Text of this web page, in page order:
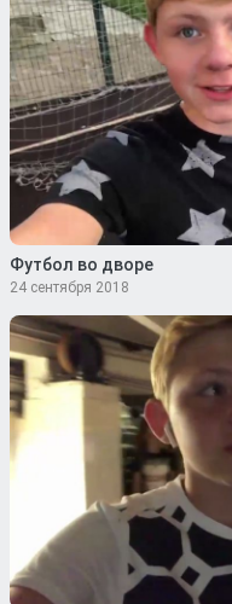
Футбол во дворе
24 сентября 2018